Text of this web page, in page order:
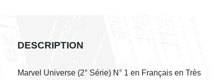
DESCRIPTION
Marvel Universe (2° Série) N° 1 en Français en Très